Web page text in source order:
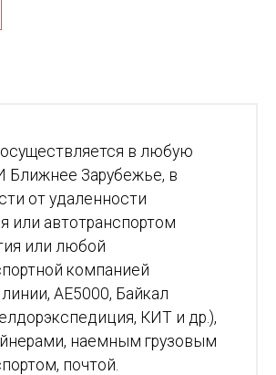
в любую
Ближнее Зарубежье, в
от удаленности
или автотранспортом
или любой
компанией
АЕ5000, Байкал
КИТ и др.),
наемным грузовым
почтой.